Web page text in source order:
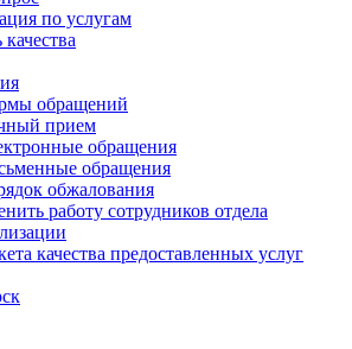
по услугам
обращений
прием
обращения
обращения
обжалования
работу сотрудников отдела
качества предоставленных услуг